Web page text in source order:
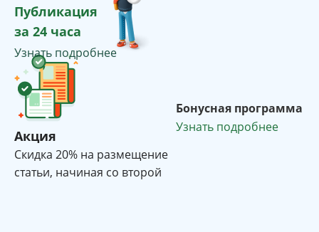
Публикация
за 24 часа
Узнать подробнее
Акция
Cкидка 20% на размещение
статьи, начиная со второй
Бонусная программа
Узнать подробнее